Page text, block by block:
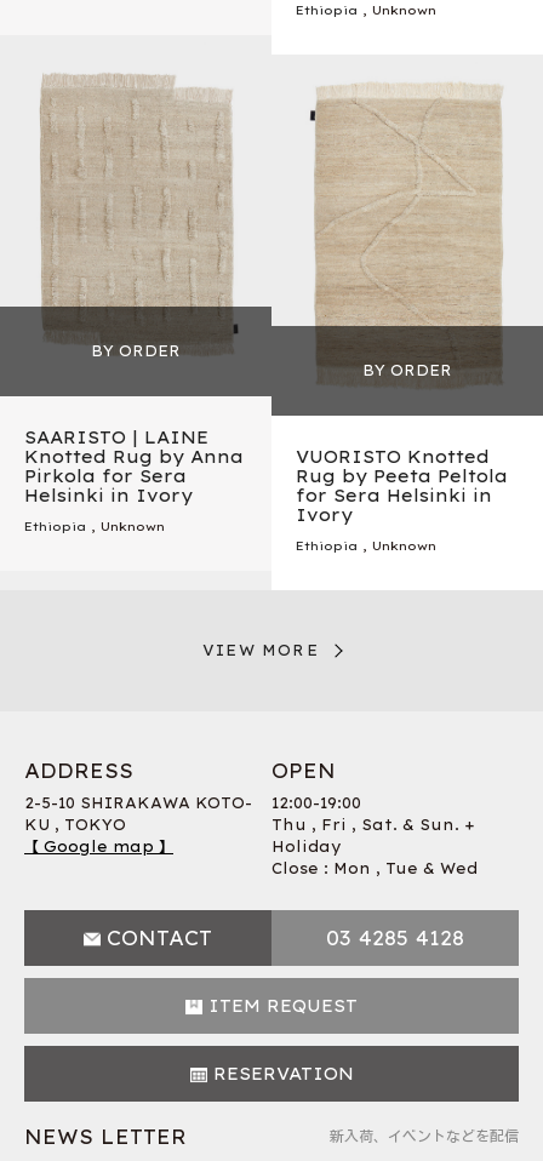
Ethiopia , Unknown
SAARISTO | LAINE
Knotted Rug by Anna
Pirkola for Sera
Helsinki in Ivory
Ethiopia , Unknown
VUORISTO Knotted
Rug by Peeta Peltola
for Sera Helsinki in
Ivory
Ethiopia , Unknown
VIEW MORE
ADDRESS
2-5-10 SHIRAKAWA KOTO-
KU , TOKYO
【 Google map 】
OPEN
12:00-19:00
Thu , Fri , Sat. & Sun. +
Holiday
Close : Mon , Tue & Wed
CONTACT 03 4285 4128
ITEM REQUEST
RESERVATION
NEWS LETTER 新入荷、イベントなどを配信